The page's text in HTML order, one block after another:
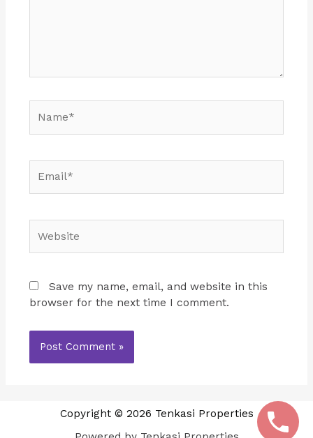
Save my name, email, and website in this
browser for the next time I comment.
Copyright © 2026 Tenkasi Properties